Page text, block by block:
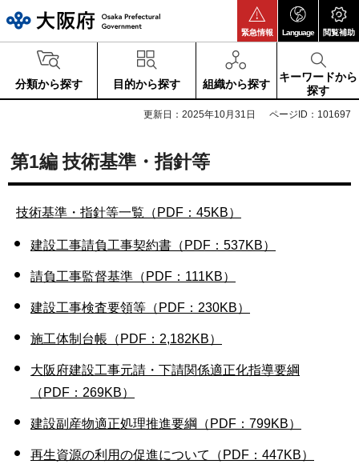
緊急情報 Language 閲覧補助
分類から探す 目的から探す 組織から探す
キーワードから
探す
更新日：2025年10月31日 ページID：101697
第1編 技術基準・指針等
技術基準・指針等一覧（PDF：45KB）
建設工事請負工事契約書（PDF：537KB）
請負工事監督基準（PDF：111KB）
建設工事検査要領等（PDF：230KB）
施工体制台帳（PDF：2,182KB）
大阪府建設工事元請・下請関係適正化指導要綱
（PDF：269KB）
建設副産物適正処理推進要綱（PDF：799KB）
再生資源の利用の促進について（PDF：447KB）